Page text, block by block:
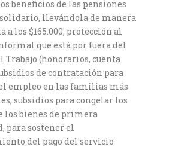
beneficios de las pensiones
llevándola de manera
a los $165.000, protección al
que está por fuera del
Trabajo (honorarios, cuenta
de contratación para
empleo en las familias más
subsidios para congelar los
los bienes de primera
para sostener el
del pago del servicio